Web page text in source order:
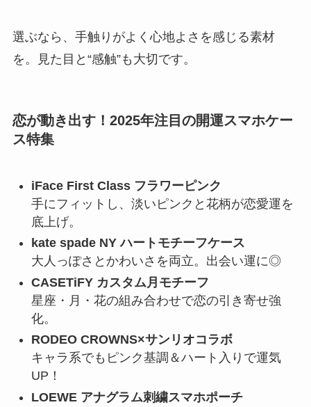
選ぶなら、手触りがよく心地よさを感じる素材
を。見た目と“感触”も大切です。
恋が動き出す！2025年注目の開運スマホケー
ス特集
iFace First Class フラワーピンク
手にフィットし、淡いピンクと花柄が恋愛運を
底上げ。
kate spade NY ハートモチーフケース
大人っぽさとかわいさを両立。出会い運に◎
CASETiFY カスタム月モチーフ
星座・月・花の組み合わせで恋の引き寄せ強
化。
RODEO CROWNS×サンリオコラボ
キャラ系でもピンク基調＆ハート入りで運気
UP！
LOEWE アナグラム刺繍スマホポーチ